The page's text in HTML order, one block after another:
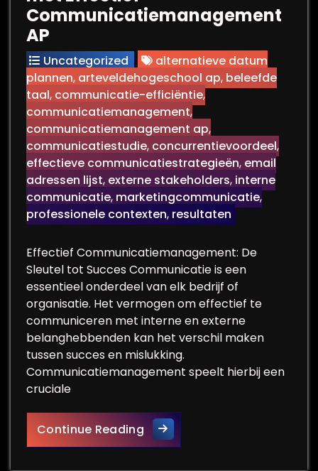
Communicatiemanagement
AP
Uncategorized
alternatieve datum
plannen, arteveldehogeschool ap, beleefde
taal, communicatie-efficiëntie,
communicatiemanagement,
communicatiemanagement ap,
communicatiestudie, concurrentievoordeel,
effectieve communicatiestrategieën, email
adressen lijst, externe stakeholders, interne
communicatie, marketingcommunicatie,
professionele contexten, resultaten
Effectief Communicatiemanagement: De
Sleutel tot Succes Communicatie is een
essentieel onderdeel van elk bedrijf of
organisatie. Het vermogen om effectief te
communiceren met interne en externe
belanghebbenden kan het verschil maken
tussen succes en mislukking.
Communicatiemanagement speelt hierbij een
cruciale
Continue ReadingOptimaliseer uw